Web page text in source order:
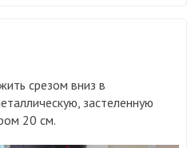
срезом вниз в
застеленную
20 см.